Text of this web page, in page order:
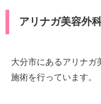
アリナガ美容外
大分市にあるアリナガ
施術を行っています。